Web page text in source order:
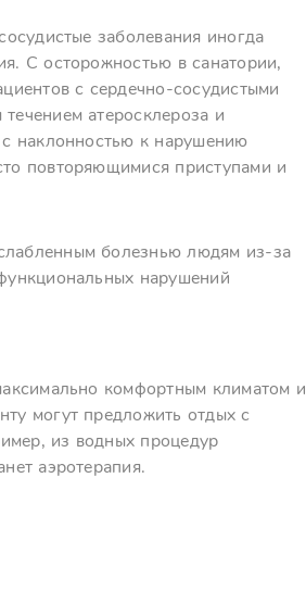
заболевания иногда
С осторожностью в санатории,
с сердечно-сосудистыми
атеросклероза и
наклонностью к нарушению
повторяющимися приступами и
болезнью людям из-за
нарушений
комфортным климатом и
могут предложить отдых с
из водных процедур
аэротерапия.